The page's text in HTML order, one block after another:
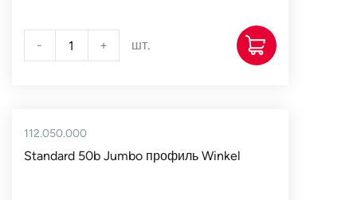
- + шт.
112.050.000
Standard 50b Jumbo профиль Winkel